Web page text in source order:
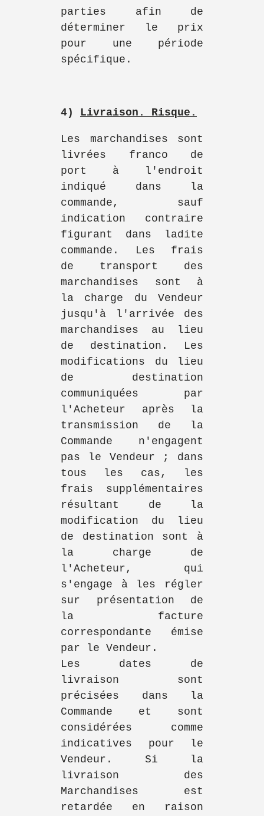
parties afin de
déterminer le prix
pour une période
spécifique.
4) Livraison. Risque.
Les marchandises sont
livrées franco de
port à l'endroit
indiqué dans la
commande, sauf
indication contraire
figurant dans ladite
commande. Les frais
de transport des
marchandises sont à
la charge du Vendeur
jusqu'à l'arrivée des
marchandises au lieu
de destination. Les
modifications du lieu
de destination
communiquées par
l'Acheteur après la
transmission de la
Commande n'engagent
pas le Vendeur ; dans
tous les cas, les
frais supplémentaires
résultant de la
modification du lieu
de destination sont à
la charge de
l'Acheteur, qui
s'engage à les régler
sur présentation de
la facture
correspondante émise
par le Vendeur.
Les dates de
livraison sont
précisées dans la
Commande et sont
considérées comme
indicatives pour le
Vendeur. Si la
livraison des
Marchandises est
retardée en raison